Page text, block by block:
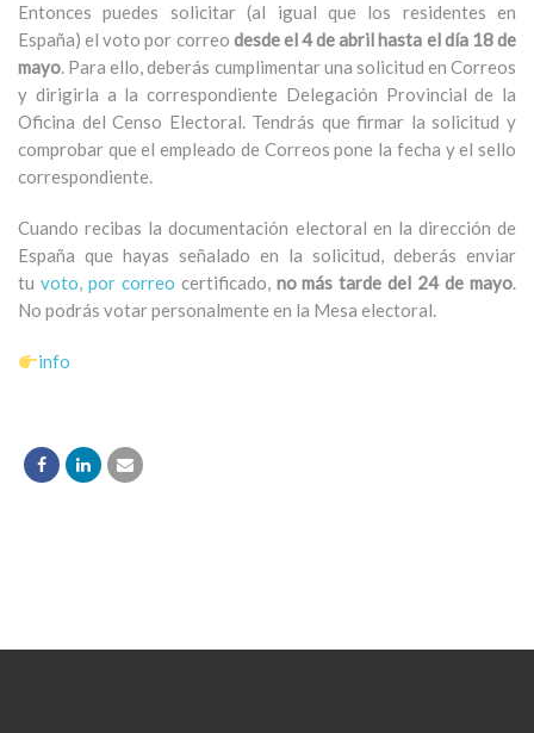
Entonces puedes solicitar (al igual que los residentes en
España) el voto por correo desde el 4 de abril hasta el día 18 de
mayo. Para ello, deberás cumplimentar una solicitud en Correos
y dirigirla a la correspondiente Delegación Provincial de la
Oficina del Censo Electoral. Tendrás que firmar la solicitud y
comprobar que el empleado de Correos pone la fecha y el sello
correspondiente.
Cuando recibas la documentación electoral en la dirección de
España que hayas señalado en la solicitud, deberás enviar
tu voto, por correo certificado, no más tarde del 24 de mayo.
No podrás votar personalmente en la Mesa electoral.
info